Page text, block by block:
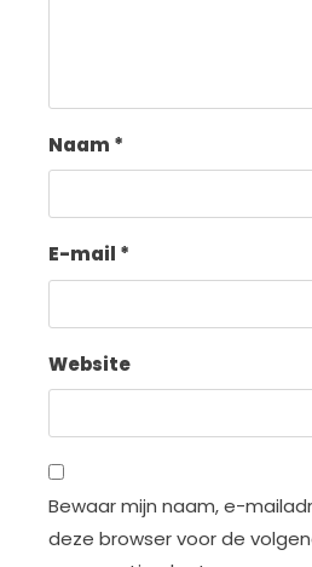
Naam *
E-mail *
Website
Bewaar mijn naam, e-
deze browser voor de